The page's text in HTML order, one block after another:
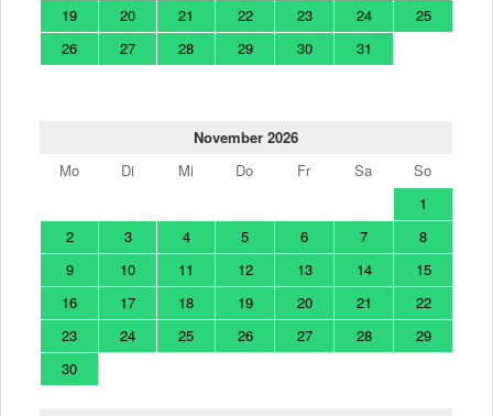
19
20 21 22 23 24
25
26
27 28 29 30 31
November 2026
Mo
Di Mi Do Fr Sa
So
1
2
3 4 5 6 7
8
9
10 11 12 13 14
15
16
17 18 19 20 21
22
23
24 25 26 27 28
29
30